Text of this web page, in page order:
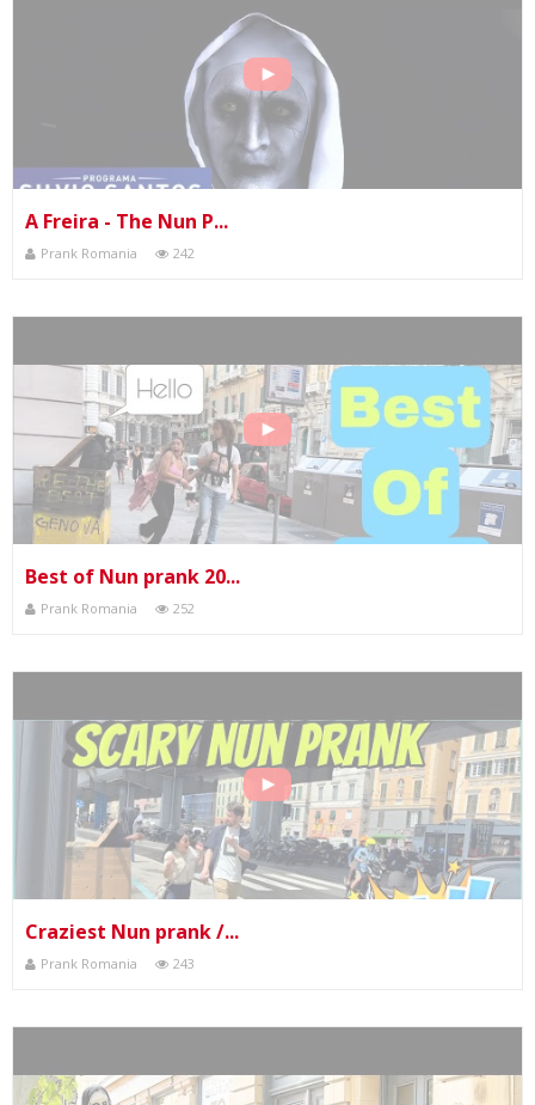
A Freira - The Nun P...
Prank Romania 242
Best of Nun prank 20...
Prank Romania 252
Craziest Nun prank /...
Prank Romania 243